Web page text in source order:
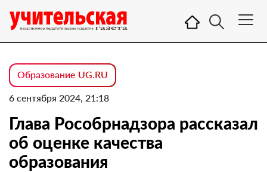
Образование UG.RU
6 сентября 2024, 21:18
Глава Рособрнадзора рассказал
об оценке качества
образования